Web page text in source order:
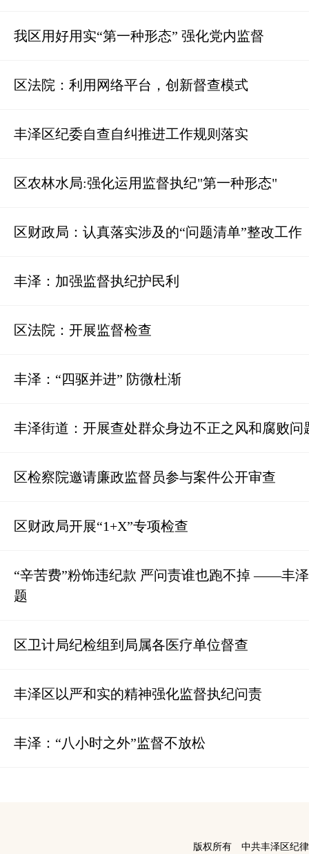
我区用好用实“第一种形态” 强化党内监督
区法院：利用网络平台，创新督查模式
丰泽区纪委自查自纠推进工作规则落实
区农林水局:强化运用监督执纪"第一种形态"
区财政局：认真落实涉及的“问题清单”整改工作
丰泽：加强监督执纪护民利
区法院：开展监督检查
丰泽：“四驱并进” 防微杜渐
丰泽街道：开展查处群众身边不正之风和腐败问
区检察院邀请廉政监督员参与案件公开审查
区财政局开展“1+X”专项检查
“辛苦费”粉饰违纪款 严问责谁也跑不掉 ——丰
题
区卫计局纪检组到局属各医疗单位督查
丰泽区以严和实的精神强化监督执纪问责
丰泽：“八小时之外”监督不放松
版权所有 中共丰泽区纪